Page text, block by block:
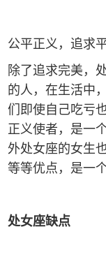
公平正义，追求
除了追求完美，
的人，在生活中
们即使自己吃亏
正义使者，是一
外处女座的女生
等等优点，是一
处女座缺点